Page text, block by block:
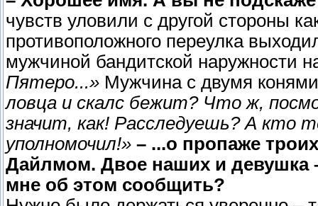
чувств уловили с другой стороны
противоположного переулка
мужчиной бандитской наружности
Пятеро...» Мужчина с двумя
ловца и скалс бежит? Что ж,
значит, как! Расследуешь? А кто
уполномочил!» – ...о пропаже
Дайлмом. Двое наших и девушка
мне об этом сообщить?